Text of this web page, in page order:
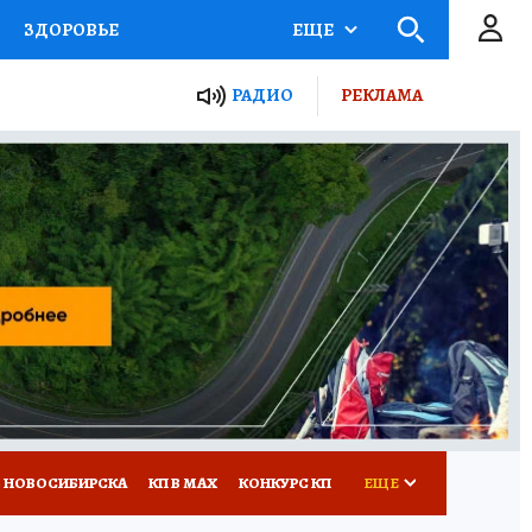
ЗДОРОВЬЕ
Я ЗНАЮ СЕМЬЯ
СЕРИАЛЫ
ВСЕ О КП РАДИО КП
ЕЩЕ
РАДИО РЕКЛАМА
КП В МАХ КОНКУРС КП ЕЩЕ